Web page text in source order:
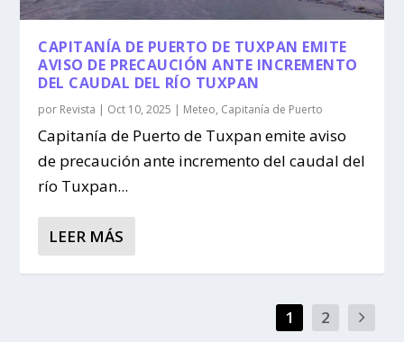
CAPITANÍA DE PUERTO DE TUXPAN EMITE
AVISO DE PRECAUCIÓN ANTE INCREMENTO
DEL CAUDAL DEL RÍO TUXPAN
por Revista | Oct 10, 2025 | Meteo, Capitanía de Puerto
Capitanía de Puerto de Tuxpan emite aviso
de precaución ante incremento del caudal del
río Tuxpan...
LEER MÁS
1 2